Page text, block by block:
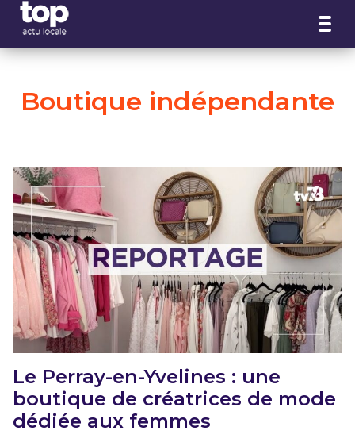
Boutique indépendante
Le Perray-en-Yvelines : une
boutique de créatrices de mode
dédiée aux femmes
Panneau de gestion des cookies